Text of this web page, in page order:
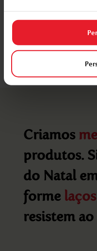
Criamos
produtos.
do Natal
forme laços
resistem